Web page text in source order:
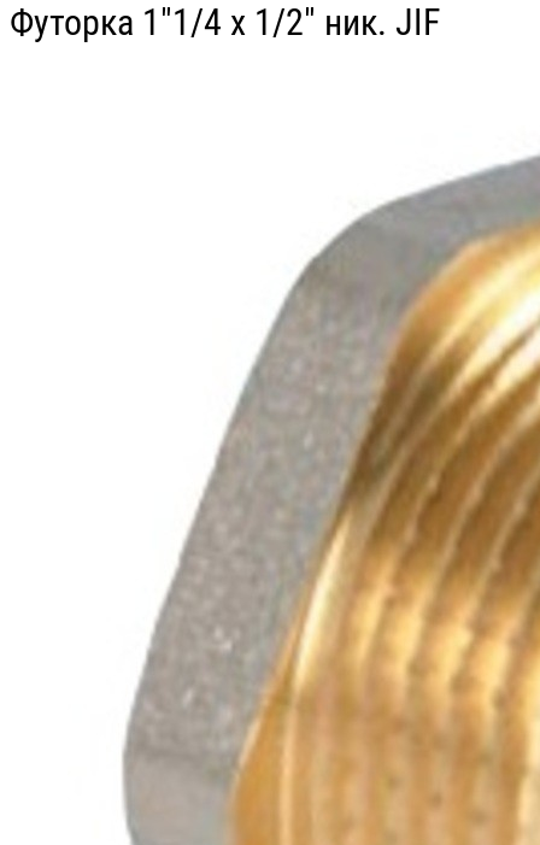
Футорка 1"1/4 х 1/2" ник. JIF